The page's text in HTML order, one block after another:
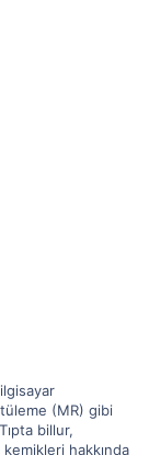
(MR) gibi
billur,
hakkında